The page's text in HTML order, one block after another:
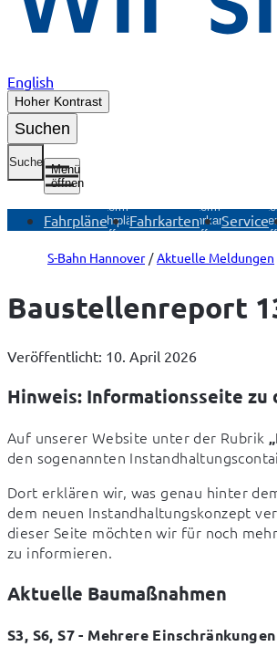
English
Hoher Kontrast
Suchen
Suche
Menü
öffnen
Fahrpläne
Untermenü
Fahrpläne
öffnen
Fahrkarten
Untermenü
Fahrkarten
öffnen
Service
S-Bahn Hannover Aktuelle Meldungen
Baustellenreport
Veröffentlicht: 10. April 2026
Hinweis: Informationsseite zu
Auf unserer Website unter der Rubrik
den sogenannten
Dort erklären wir, was genau hinter
dem neuen Instandhaltungskonzept
dieser Seite möchten wir für noch
zu informieren.
Aktuelle Baumaßnahmen
S3, S6, S7 - Mehrere Einschränkungen